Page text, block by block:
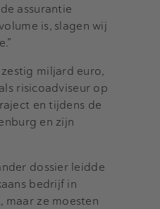
assurantie
is, slagen wij
miljard euro,
risicoadviseur op
en tijdens de
en zijn
dossier leidde
bedrijf in
maar ze moesten